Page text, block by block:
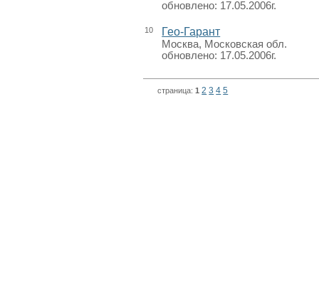
обновлено: 17.05.2006г.
10 Гео-Гарант
Москва, Московская обл.
обновлено: 17.05.2006г.
страница:1 2 3 4 5